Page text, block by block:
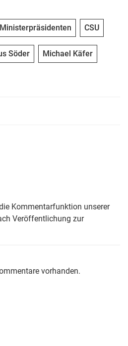
CSU
Söder Michael Käfer
Kommentarfunktion unserer
Veröffentlichung zur
vorhanden.